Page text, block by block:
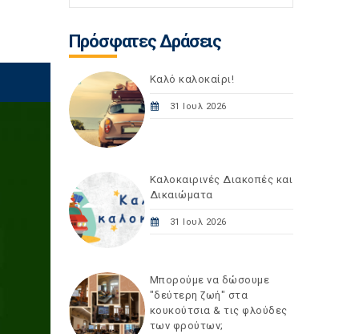
Πρόσφατες Δράσεις
Καλό καλοκαίρι!
31 Ιουλ 2026
Καλοκαιρινές Διακοπές και
Δικαιώματα
31 Ιουλ 2026
Μπορούμε να δώσουμε
"δεύτερη ζωή" στα
κουκούτσια & τις φλούδες
των φρούτων;